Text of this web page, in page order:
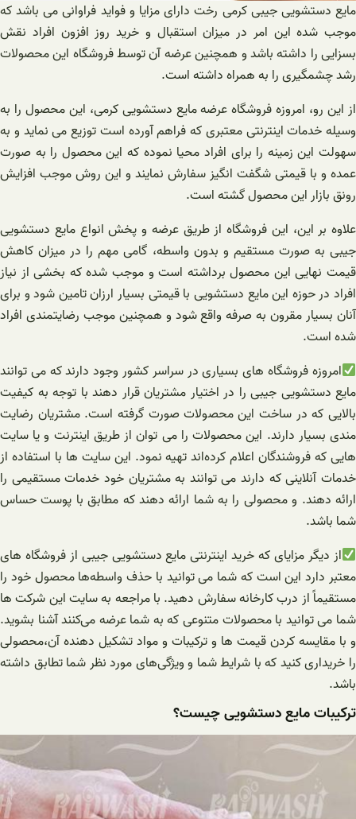
مایع دستشویی جیبی کرمی رخت دارای مزایا و فواید فراوانی می باشد که
موجب شده این امر در میزان استقبال و خرید روز افزون افراد نقش
بسزایی را داشته باشد و همچنین عرضه آن توسط فروشگاه این محصولات
رشد چشمگیری را به همراه داشته است.
از این رو، امروزه فروشگاه عرضه مایع دستشویی کرمی، این محصول را به
وسیله خدمات اینترنتی معتبری که فراهم آورده است توزیع می نماید و به
سهولت این زمینه را برای افراد محیا نموده که این محصول را به صورت
عمده و با قیمتی شگفت انگیز سفارش نمایند و این روش موجب افزایش
رونق بازار این محصول گشته است.
علاوه بر این، این فروشگاه از طریق عرضه و پخش انواع مایع دستشویی
جیبی به صورت مستقیم و بدون واسطه، گامی مهم را در میزان کاهش
قیمت نهایی این محصول برداشته است و موجب شده که بخشی از نیاز
افراد در حوزه این مایع دستشویی با قیمتی بسیار ارزان تامین شود و برای
آنان بسیار مقرون به صرفه واقع شود و همچنین موجب رضایتمندی افراد
شده است.
امروزه فروشگاه های بسیاری در سراسر کشور وجود دارند که می‌ توانند
مایع دستشویی جیبی را در اختیار مشتریان قرار دهند با توجه به کیفیت
بالایی که در ساخت این محصولات صورت گرفته است. مشتریان رضایت‌
مندی بسیار دارند. این محصولات را می توان از طریق اینترنت و یا سایت
هایی که فروشندگان اعلام کرده‌اند تهیه نمود. این سایت‌ ها با استفاده از
خدمات آنلاینی که دارند می توانند به مشتریان خود خدمات مستقیمی را
ارائه دهند. و محصولی را به شما ارائه دهند که مطابق با پوست حساس
شما باشد.
از دیگر مزایای که خرید اینترنتی مایع دستشویی جیبی از فروشگاه های
معتبر دارد این است که شما می توانید با حذف واسطه‌ها محصول خود را
مستقیماً از درب کارخانه سفارش دهید. با مراجعه به سایت این شرکت ها
شما می توانید با محصولات متنوعی که به شما عرضه می‌کنند آشنا بشوید.
و با مقایسه کردن قیمت ها و ترکیبات و مواد تشکیل دهنده آن،محصولی
را خریداری کنید که با شرایط شما و ویژگی‌های مورد نظر شما تطابق داشته
باشد‌.
ترکیبات مایع دستشویی چیست؟